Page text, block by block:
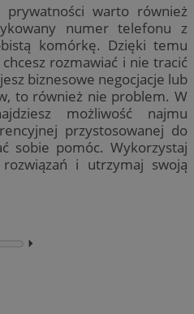
prywatności warto również
numer telefonu z
komórkę. Dzięki temu
rozmawiać i nie tracić
biznesowe negocjacje lub
to również nie problem. W
możliwość najmu
przystosowanej do
sobie pomóc. Wykorzystaj
rozwiązań i utrzymaj swoją
⏵︎